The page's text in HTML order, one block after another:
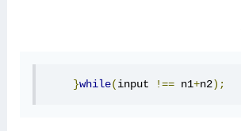
}while(input !== n1+n2);